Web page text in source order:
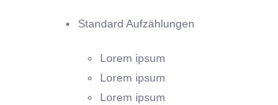
Standard Aufzählungen
Lorem ipsum
Lorem ipsum
Lorem ipsum